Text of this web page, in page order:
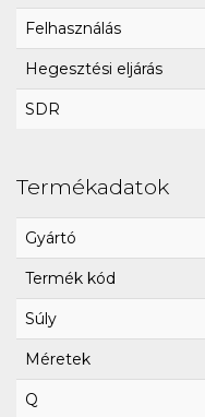
Felhasználás
Hegesztési eljárás
SDR
Termékadatok
Gyártó
Termék kód
Súly
Méretek
Q